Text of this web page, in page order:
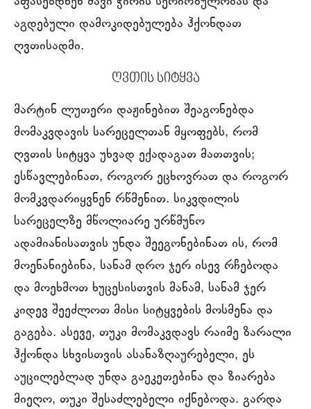
აგდებული დამოკიდებულება ჰქონდათ
ღვთისადმი.
ღვთის სიტყვა
მარტინ ლუთერი დაჟინებით შეაგონებდა
მომაკვდავის სარეცელთან მყოფებს, რომ
ღვთის სიტყვა უხვად ექადაგათ მათთვის;
ესწავლებინათ, როგორ ეცხოვრათ და როგორ
მომკვდარიყვნენ რწმენით. სიკვდილის
სარეცელზე მწოლიარე ურწმუნო
ადამიანისათვის უნდა შეეგონებინათ ის, რომ
მოენანიებინა, სანამ დრო ჯერ ისევ რჩებოდა
და მოეხმოთ ხუცესისთვის მანამ, სანამ ჯერ
კიდევ შეეძლოთ მისი სიტყვების მოსმენა და
გაგება. ასევე, თუკი მომაკვდავს რაიმე ზარალი
ჰქონდა სხვისთვის ასანაზღაურებელი, ეს
აუცილებლად უნდა გაეკეთებინა და ზიარება
მიეღო, თუკი შესაძლებელი იქნებოდა. გარდა